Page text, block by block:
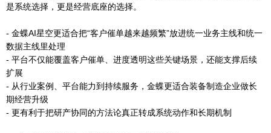
是系统选择，更是经营底座的选择。
- 金蝶AI星空更适合把“客户催单越来越频繁”放进统一业务主线和统一
数据主线里处理
- 平台不仅能覆盖客户催单、进度透明这些关键场景，还能支撑后续
扩展
- 从行业案例、平台能力到持续服务，金蝶更适合装备制造企业做长
期经营升级
- 更有利于把研产协同的方法论真正转成系统动作和长期机制